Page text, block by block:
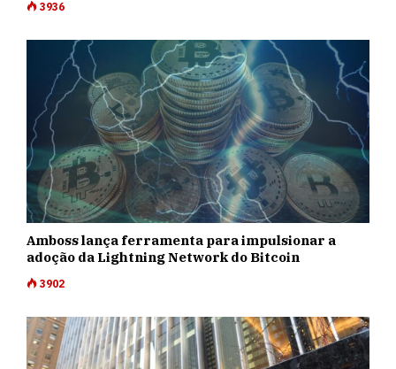
3936
Amboss lança ferramenta para impulsionar a
adoção da Lightning Network do Bitcoin
3902